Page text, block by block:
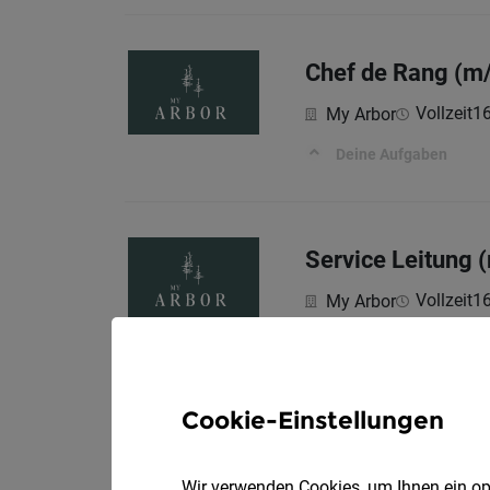
Chef de Rang
My Arbor Vollzeit
Deine Aufgaben
Service Leitung
My Arbor Vollzeit
Mitarbeiter/in
Dr. Walter Kasslatter
Cookie-Einstellungen